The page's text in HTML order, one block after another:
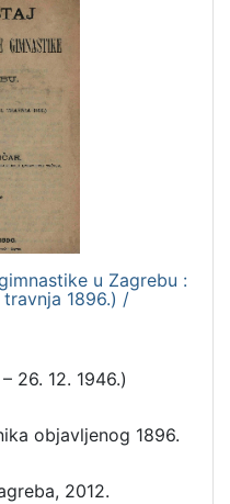
u Zagrebu :
travnja 1896.) /
26. 12. 1946.)
objavljenog 1896.
2012.